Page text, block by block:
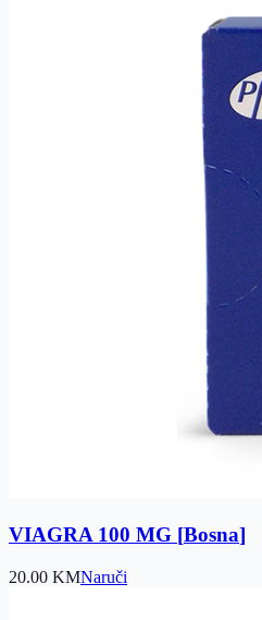
VIAGRA 100 MG [Bosna]
20.00 KMNaruči